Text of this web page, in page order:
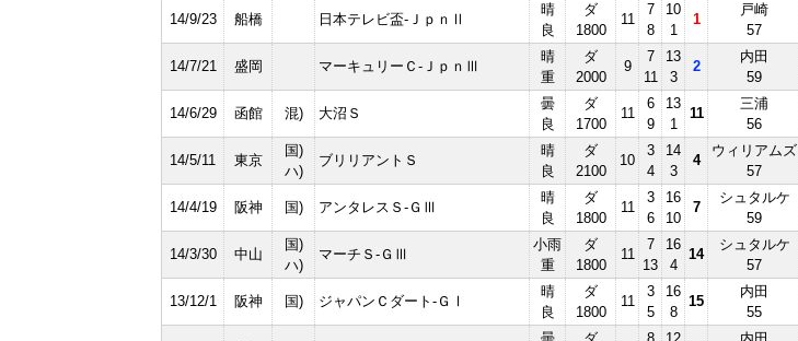
14/9/23 船橋 日本テレビ盃-ＪｐｎⅡ
晴
良
ダ
1800
11
7
8
10
1
1
戸崎
57
14/7/21 盛岡 マーキュリーＣ-ＪｐｎⅢ
晴
重
ダ
2000
9
7
11
13
3
2
内田
59
14/6/29 函館 混) 大沼Ｓ
曇
良
ダ
1700
11
6
9
13
1
11
三浦
56
14/5/11 東京
国)
ハ)
ブリリアントＳ
晴
良
ダ
2100
10
3
4
14
3
4
ウィリアムズ
57
14/4/19 阪神 国) アンタレスＳ-ＧⅢ
晴
良
ダ
1800
11
3
6
16
10
7
シュタルケ
59
14/3/30 中山
国)
ハ)
マーチＳ-ＧⅢ
小雨
重
ダ
1800
11
7
13
16
4
14
シュタルケ
57
13/12/1 阪神 国) ジャパンＣダート-ＧⅠ
晴
良
ダ
1800
11
3
5
16
8
15
内田
55